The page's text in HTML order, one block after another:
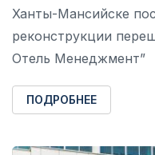
Ханты-Мансийске
реконструкции
Отель Менеджмент”
ПОДРОБНЕЕ